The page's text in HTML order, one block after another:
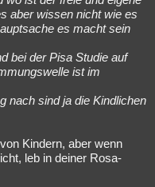
aber wissen nicht wie es
es macht sein
bei der Pisa Studie auf
ist im
nach sind ja die Kindlichen
Kindern, aber wenn
leb in deiner Rosa-